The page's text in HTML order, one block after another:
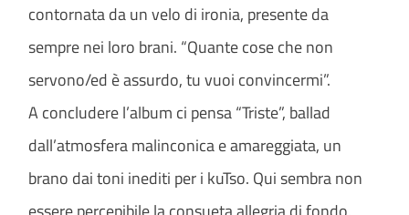
contornata da un velo di ironia, presente da
sempre nei loro brani. “Quante cose che non
servono/ed è assurdo, tu vuoi convincermi”.
A concludere l’album ci pensa “Triste”, ballad
dall’atmosfera malinconica e amareggiata, un
brano dai toni inediti per i kuTso. Qui sembra non